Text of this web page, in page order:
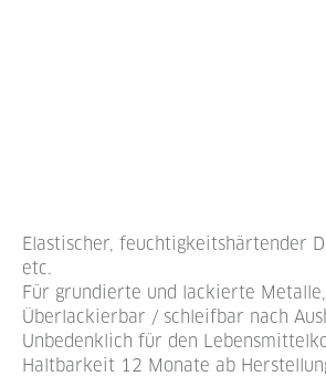
Elastischer, feuchtigkeitshärtender
etc.
Für grundierte und lackierte
Überlackierbar / schleifbar nach
Unbedenklich für den
Haltbarkeit 12 Monate ab